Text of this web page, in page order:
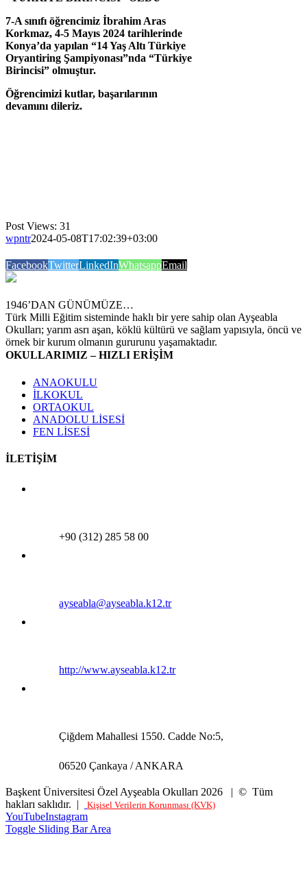
7-A sınıfı öğrencimiz İbrahim Aras
Korkmaz, 4-5 Mayıs 2024 tarihlerinde
Konya’da yapılan “14 Yaş Altı Türkiye
Oryantiring Şampiyonası”nda “Türkiye
Birincisi” olmuştur.
Öğrencimizi kutlar, başarılarının
devamını dileriz.
Post Views: 31
wpntr2024-05-08T17:02:39+03:00
FacebookTwitterLinkedInWhatsappEmail
1946’DAN GÜNÜMÜZE…
Türk Milli Eğitim sisteminde haklı bir yere sahip olan Ayşeabla
Okulları; yarım asrı aşan, köklü kültürü ve sağlam yapısıyla, öncü ve
örnek bir kurum olmanın gururunu yaşamaktadır.
OKULLARIMIZ – HIZLI ERİŞİM
ANAOKULU
İLKOKUL
ORTAOKUL
ANADOLU LİSESİ
FEN LİSESİ
İLETİŞİM
+90 (312) 285 58 00
ayseabla@ayseabla.k12.tr
http://www.ayseabla.k12.tr
Çiğdem Mahallesi 1550. Cadde No:5,
06520 Çankaya / ANKARA
Başkent Üniversitesi Özel Ayşeabla Okulları 2026 | © Tüm
hakları saklıdır. |
Kişisel Verilerin Korunması (KVK)
YouTubeInstagram
Toggle Sliding Bar Area